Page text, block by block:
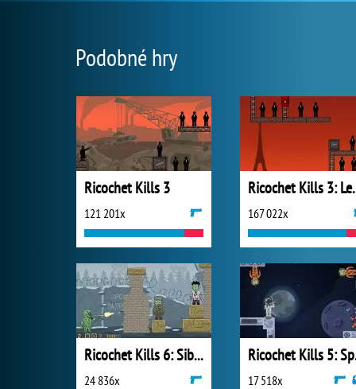
Podobné hry
Ricochet Kills 3
121 201x 167 022x
Ricochet Kills 6: Siberia
24 836x 17 518x